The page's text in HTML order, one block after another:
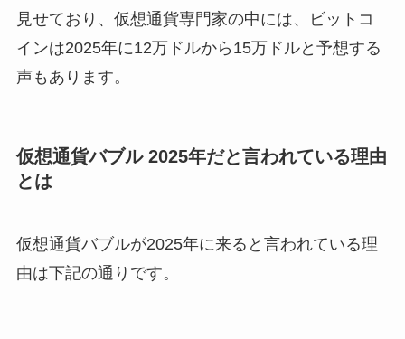
見せており、仮想通貨専門家の中には、ビットコ
インは2025年に12万ドルから15万ドルと予想する
声もあります。
仮想通貨バブル 2025年だと言われている理由
とは
仮想通貨バブルが2025年に来ると言われている理
由は下記の通りです。